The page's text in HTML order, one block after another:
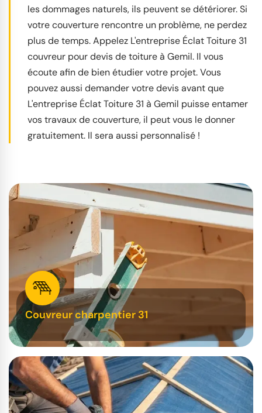
les dommages naturels, ils peuvent se détériorer. Si
votre couverture rencontre un problème, ne perdez
plus de temps. Appelez L'entreprise Éclat Toiture 31
couvreur pour devis de toiture à Gemil. Il vous
écoute afin de bien étudier votre projet. Vous
pouvez aussi demander votre devis avant que
L'entreprise Éclat Toiture 31 à Gemil puisse entamer
vos travaux de couverture, il peut vous le donner
gratuitement. Il sera aussi personnalisé !
Couvreur charpentier 31